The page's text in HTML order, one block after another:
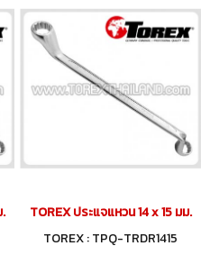
TOREX ประแจแหวน 14 x 15 มม.
TOREX : TPQ-TRDR1415